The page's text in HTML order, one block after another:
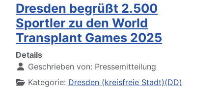
Dresden begrüßt 2.500
Sportler zu den World
Transplant Games 2025
Details
Geschrieben von: Pressemitteilung
Kategorie: Dresden (kreisfreie Stadt)(DD)